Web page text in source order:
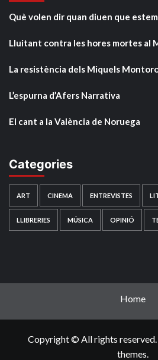
Què volen dir quan diuen que
Lluitant contra les hores mortes al
La resistència dels Miquels
L’espurna d’Afers Narrativa
El cant a la València de Noruega
Categories
ART CINEMA ENTREVISTES
LLIBRERIES MÚSICA OPINIÓ
Home
Copyright © All rights reserved.
themes.